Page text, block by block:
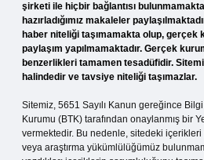
şirketi ile hiçbir bağlantısı
hazırladığımız makaleler
haber niteliği taşımamakta olup, gerçek
paylaşım yapılmamaktadır. Gerçek
benzerlikleri tamamen tesadüfidir.
halindedir ve tavsiye niteliği taşımazlar.
Sitemiz, 5651 Sayılı Kanun gereğince
Kurumu (BTK) tarafından onaylanmış bir
vermektedir. Bu nedenle, sitedeki
veya araştırma yükümlülüğümüz